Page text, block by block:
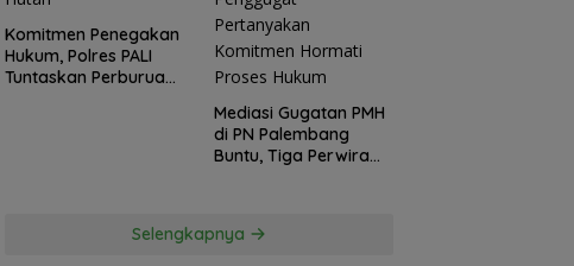
Komitmen Penegakan
Hukum, Polres PALI
Tuntaskan Perburuan
Mediasi Gugatan PMH
di PN Palembang
Buntu, Tiga Perwira
Pertanyakan
Selengkapnya